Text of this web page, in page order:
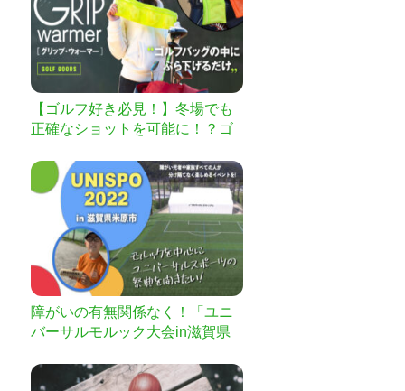
【ゴルフ好き必見！】冬場でも
正確なショットを可能に！？ゴ
障がいの有無関係なく！「ユニ
バーサルモルック大会in滋賀県